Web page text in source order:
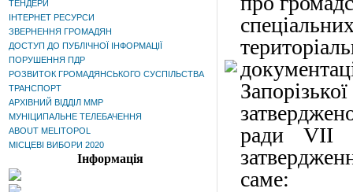
ТЕНДЕРИ
ІНТЕРНЕТ РЕСУРСИ
ЗВЕРНЕННЯ ГРОМАДЯН
ДОСТУП ДО ПУБЛІЧНОЇ ІНФОРМАЦІЇ
ПОРУШЕННЯ ПДР
РОЗВИТОК ГРОМАДЯНСЬКОГО СУСПІЛЬСТВА
ТРАНСПОРТ
АРХІВНИЙ ВІДДІЛ ММР
МУНІЦИПАЛЬНЕ ТЕЛЕБАЧЕННЯ
ABOUT MELITOPOL
МІСЦЕВІ ВИБОРИ 2020
Інформація
ради
саме: